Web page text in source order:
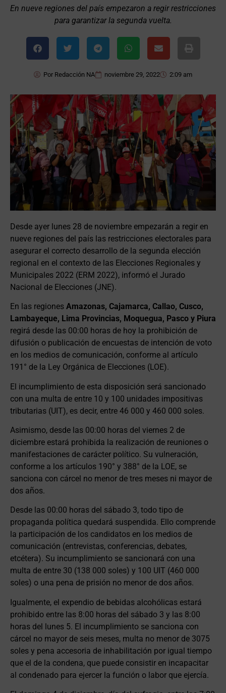
En nueve regiones del país empezaron a regir restricciones
para garantizar la segunda vuelta.
Por Redacción NA noviembre 29, 2022 2:09 am
Desde ayer lunes 28 de noviembre empezarán a regir en
nueve regiones del país las restricciones electorales para
asegurar el correcto desarrollo de la segunda elección
regional en el contexto de las Elecciones Regionales y
Municipales 2022 (ERM 2022), informó el Jurado
Nacional de Elecciones (JNE).
En las regiones Amazonas, Cajamarca, Callao, Cusco,
Lambayeque, Lima Provincias, Moquegua, Pasco y Piura
regirá desde las 00:00 horas de hoy la prohibición de
difusión o publicación de encuestas de intención de voto
en los medios de comunicación, conforme al artículo
191° de la Ley Orgánica de Elecciones (LOE).
El incumplimiento de esta disposición será sancionado
con una multa de entre 10 y 100 unidades impositivas
tributarias (UIT), es decir, entre 46 000 y 460 000 soles.
Asimismo, desde las 00:00 horas del viernes 2 de
diciembre estará prohibida la realización de reuniones o
manifestaciones de carácter político. Su vulneración,
conforme a los artículos 190° y 388° de la LOE, se
sanciona con cárcel no menor de tres meses ni mayor de
dos años.
Desde las 00:00 horas del sábado 3, todo tipo de
propaganda política quedará suspendida. Ello comprende
la participación de los candidatos en los medios de
comunicación (entrevistas, conferencias, debates,
etcétera). Su incumplimiento se sancionará con una
multa de entre 30 (138 000 soles) y 100 UIT (460 000
soles) o una pena de prisión no menor de dos años.
Igualmente, el expendio de bebidas alcohólicas estará
prohibido entre las 8:00 horas del sábado 3 y las 8:00
horas del lunes 5. El incumplimiento se sanciona con
cárcel no mayor de seis meses, multa no menor de 3075
soles y pena accesoria de inhabilitación por igual tiempo
que el de la condena, que puede consistir en incapacitar
al condenado para ejercer la función o labor que ejercía.